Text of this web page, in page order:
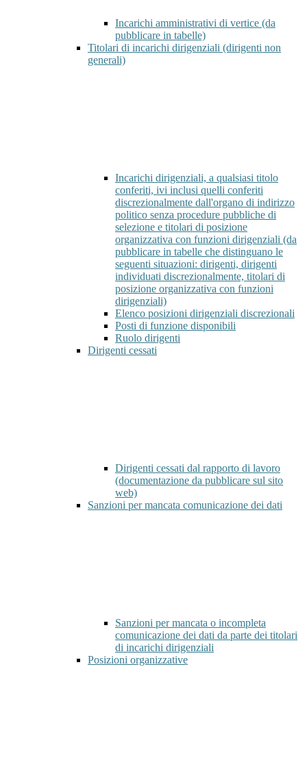
Incarichi amministrativi di vertice (da
pubblicare in tabelle)
Titolari di incarichi dirigenziali (dirigenti non
generali)
Incarichi dirigenziali, a qualsiasi titolo
conferiti, ivi inclusi quelli conferiti
discrezionalmente dall'organo di indirizzo
politico senza procedure pubbliche di
selezione e titolari di posizione
organizzativa con funzioni dirigenziali (da
pubblicare in tabelle che distinguano le
seguenti situazioni: dirigenti, dirigenti
individuati discrezionalmente, titolari di
posizione organizzativa con funzioni
dirigenziali)
Elenco posizioni dirigenziali discrezionali
Posti di funzione disponibili
Ruolo dirigenti
Dirigenti cessati
Dirigenti cessati dal rapporto di lavoro
(documentazione da pubblicare sul sito
web)
Sanzioni per mancata comunicazione dei dati
Sanzioni per mancata o incompleta
comunicazione dei dati da parte dei titolari
di incarichi dirigenziali
Posizioni organizzative